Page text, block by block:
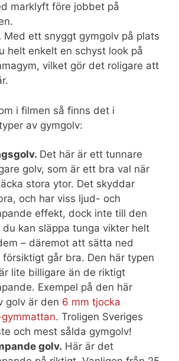
marklyft före jobbet på
Med ett snyggt gymgolv på plats
helt enkelt en schyst look på
vilket gör det roligare att
i filmen så finns det i
av gymgolv:
Det här är ett tunnare
golv, som är ett bra val när
stora ytor. Det skyddar
och har viss ljud- och
effekt, dock inte till den
kan släppa tunga vikter helt
– däremot att sätta ned
försiktigt går bra. Den här typen
lite billigare än de riktigt
Exempel på den här
golv är den 6 mm tjocka
. Troligen Sveriges
och mest sålda gymgolv!
golv. Här är det